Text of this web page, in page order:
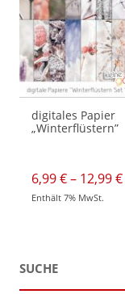
auf
der
Produktseite
gewählt
werden
digitales Papier
„Winterflüstern”
6,99€– 12,99€
Enthält 7% MwSt.
Dieses
auf.
Die
Optionen
SUCHE